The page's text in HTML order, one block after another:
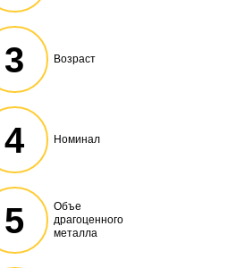
3 Возраст
4 Номинал
5
Объе
драгоценного
металла